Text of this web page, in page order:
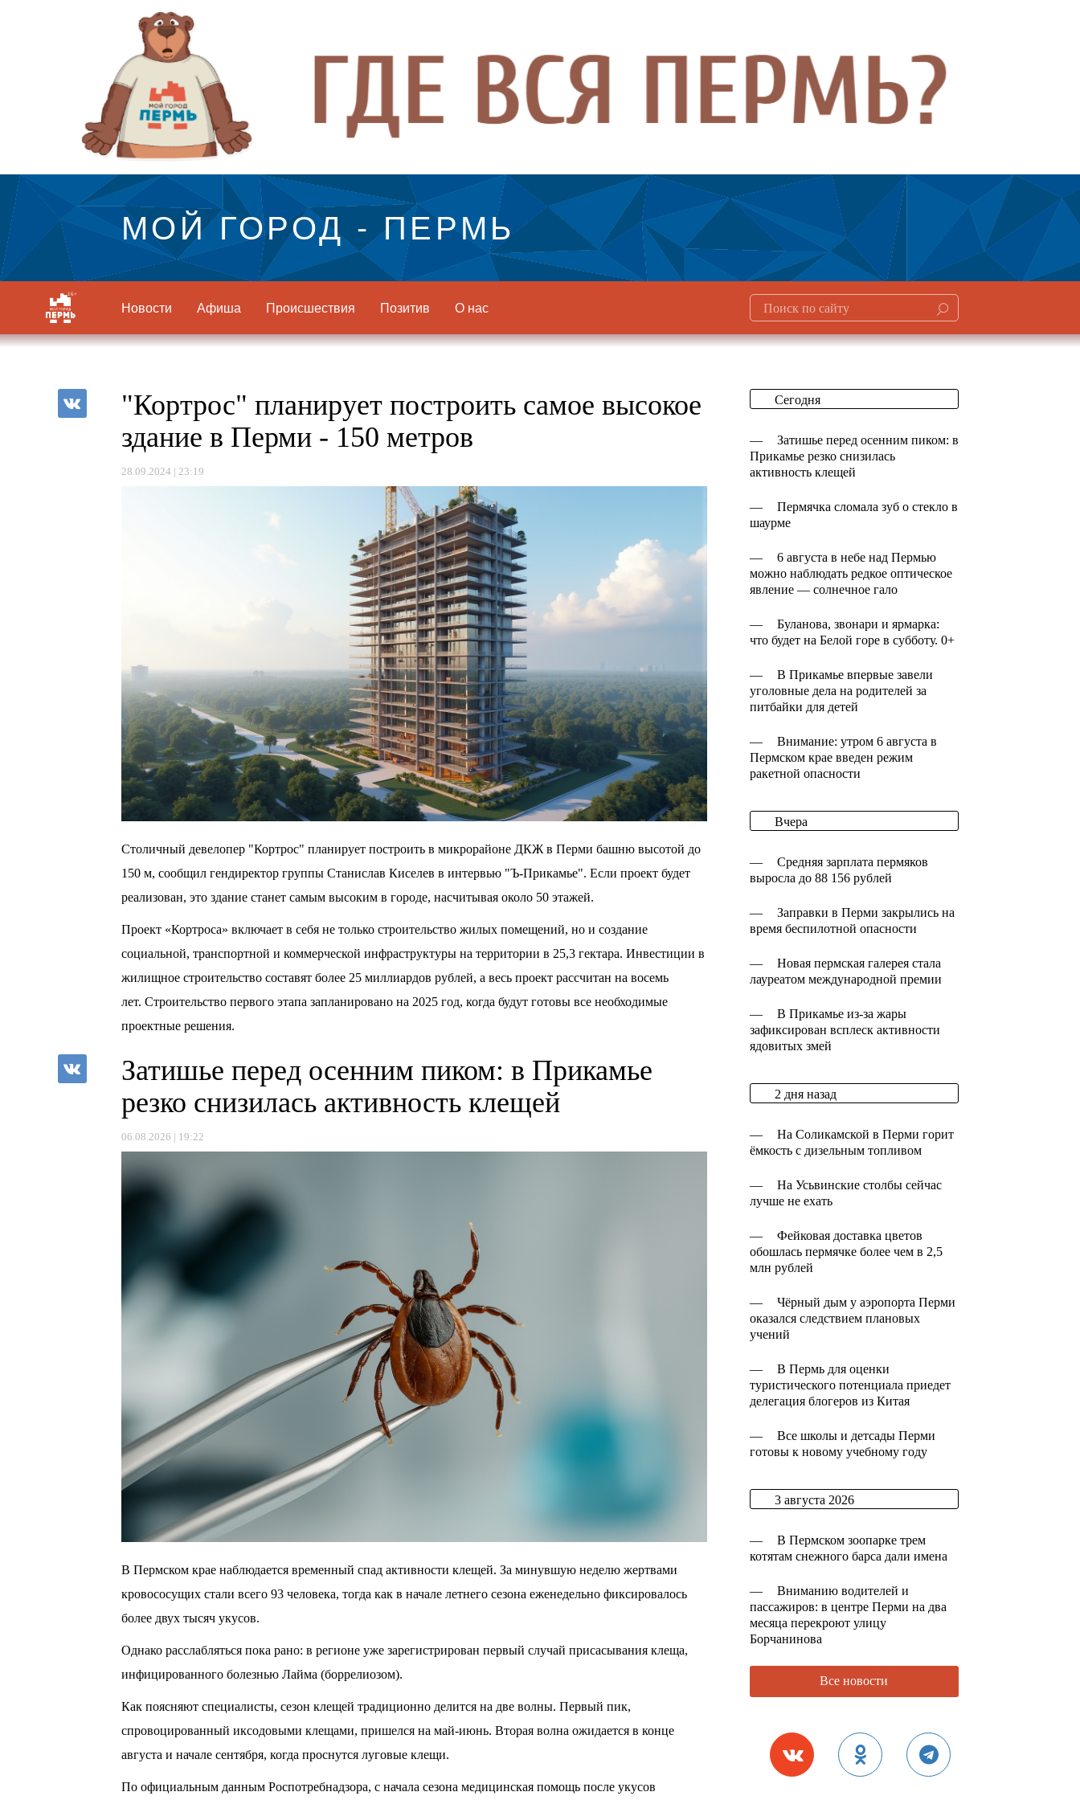
МОЙ ГОРОД - ПЕРМЬ
Новости Афиша Происшествия Позитив О нас
"Кортрос" планирует построить самое высокое
здание в Перми - 150 метров
28.09.2024 | 23:19
Столичный девелопер "Кортрос" планирует построить в микрорайоне ДКЖ в Перми башню высотой до
150 м, сообщил гендиректор группы Станислав Киселев в интервью "Ъ-Прикамье". Если проект будет
реализован, это здание станет самым высоким в городе, насчитывая около 50 этажей.
Проект «Кортроса» включает в себя не только строительство жилых помещений, но и создание
социальной, транспортной и коммерческой инфраструктуры на территории в 25,3 гектара. Инвестиции в
жилищное строительство составят более 25 миллиардов рублей, а весь проект рассчитан на восемь
лет. Строительство первого этапа запланировано на 2025 год, когда будут готовы все необходимые
проектные решения.
Затишье перед осенним пиком: в Прикамье
резко снизилась активность клещей
06.08.2026 | 19:22
В Пермском крае наблюдается временный спад активности клещей. За минувшую неделю жертвами
кровососущих стали всего 93 человека, тогда как в начале летнего сезона еженедельно фиксировалось
более двух тысяч укусов.
Однако расслабляться пока рано: в регионе уже зарегистрирован первый случай присасывания клеща,
инфицированного болезнью Лайма (боррелиозом).
Как поясняют специалисты, сезон клещей традиционно делится на две волны. Первый пик,
спровоцированный иксодовыми клещами, пришелся на май-июнь. Вторая волна ожидается в конце
августа и начале сентября, когда проснутся луговые клещи.
По официальным данным Роспотребнадзора, с начала сезона медицинская помощь после укусов
Сегодня
—
Затишье перед осенним пиком: в
Прикамье резко снизилась
активность клещей
—
Пермячка сломала зуб о стекло в
шаурме
—
6 августа в небе над Пермью
можно наблюдать редкое оптическое
явление — солнечное гало
—
Буланова, звонари и ярмарка:
что будет на Белой горе в субботу. 0+
—
В Прикамье впервые завели
уголовные дела на родителей за
питбайки для детей
—
Внимание: утром 6 августа в
Пермском крае введен режим
ракетной опасности
Вчера
—
Средняя зарплата пермяков
выросла до 88 156 рублей
—
Заправки в Перми закрылись на
время беспилотной опасности
—
Новая пермская галерея стала
лауреатом международной премии
—
В Прикамье из-за жары
зафиксирован всплеск активности
ядовитых змей
2 дня назад
—
На Соликамской в Перми горит
ёмкость с дизельным топливом
—
На Усьвинские столбы сейчас
лучше не ехать
—
Фейковая доставка цветов
обошлась пермячке более чем в 2,5
млн рублей
—
Чёрный дым у аэропорта Перми
оказался следствием плановых
учений
—
В Пермь для оценки
туристического потенциала приедет
делегация блогеров из Китая
—
Все школы и детсады Перми
готовы к новому учебному году
3 августа 2026
—
В Пермском зоопарке трем
котятам снежного барса дали имена
—
Вниманию водителей и
пассажиров: в центре Перми на два
месяца перекроют улицу
Борчанинова
Все новости